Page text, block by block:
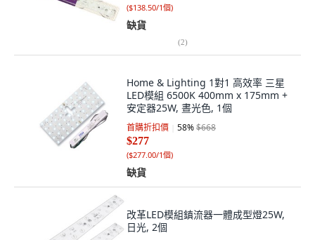
($138.50/1個)
缺貨
(2)
Home & Lighting 1對1 高效率 三星
LED模組 6500K 400mm x 175mm +
安定器25W, 晝光色, 1個
首購折扣價 58%$668
$277
($277.00/1個)
缺貨
改革LED模組鎮流器一體成型燈25W,
日光, 2個